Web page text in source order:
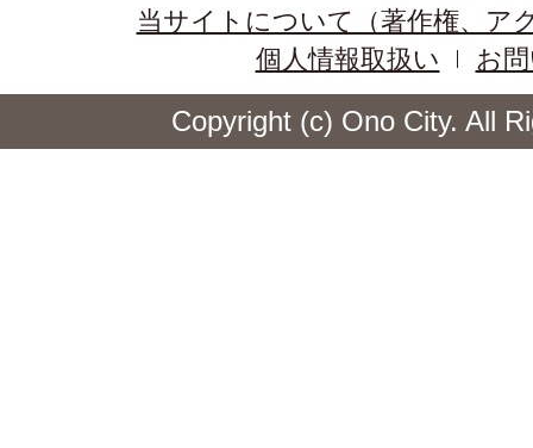
当サイトについて（著作権、ア
個人情報取扱い
お
Copyright (c) Ono City. All